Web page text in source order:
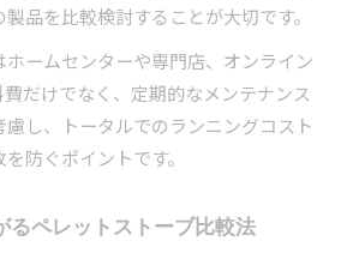
品を比較検討することが大切です。
ホームセンターや専門店、オンライン
だけでなく、定期的なメンテナンス
し、トータルでのランニングコスト
防ぐポイントです。
るペレットストーブ比較法